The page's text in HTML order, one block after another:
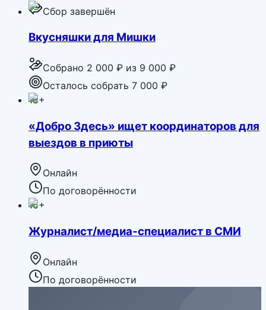
Сбор завершён
Вкусняшки для Мишки
Собрано 2 000 ₽ из 9 000 ₽
Осталось собрать 7 000 ₽
18+
«Добро Здесь» ищет координаторов для
выездов в приюты
Онлайн
По договорённости
16+
Журналист/медиа-специалист в СМИ
Онлайн
По договорённости